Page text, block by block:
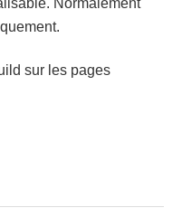
Normalement
sur les pages